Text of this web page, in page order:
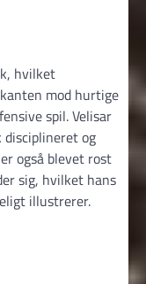
hvilket
mod hurtige
spil. Velisar
og
også blevet rost
sig, hvilket hans
illustrerer.